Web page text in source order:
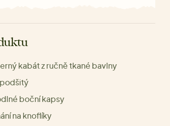
kabát z ručně tkané bavlny
boční kapsy
na knoflíky